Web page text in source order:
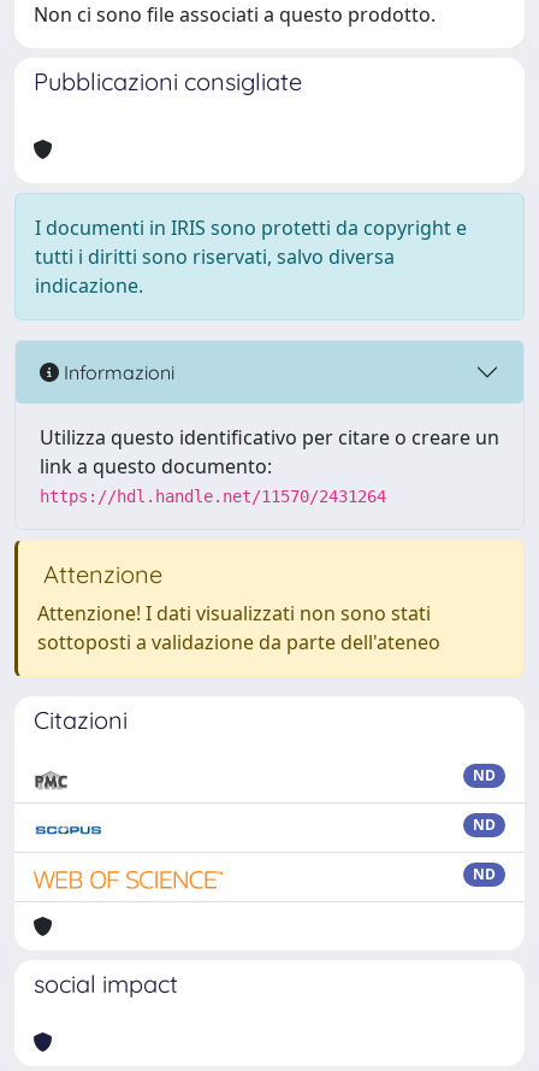
Non ci sono file associati a questo prodotto.
Pubblicazioni consigliate
I documenti in IRIS sono protetti da copyright e
tutti i diritti sono riservati, salvo diversa
indicazione.
Informazioni
Utilizza questo identificativo per citare o creare un
link a questo documento:
https://hdl.handle.net/11570/2431264
Attenzione
Attenzione! I dati visualizzati non sono stati
sottoposti a validazione da parte dell'ateneo
Citazioni
ND
ND
ND
social impact